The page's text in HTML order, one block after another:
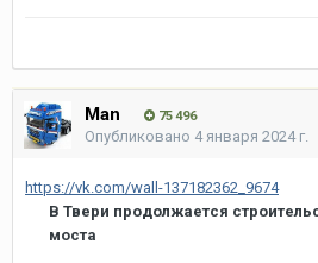
Man 75 496
Опубликовано 4 января 2024 г.
https://vk.com/wall-137182362_9674
В Твери продолжается
моста